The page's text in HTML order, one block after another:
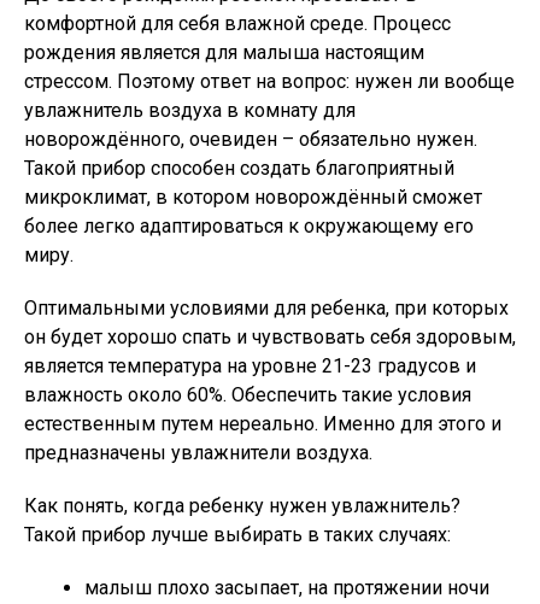
комфортной для себя влажной среде. Процесс
рождения является для малыша настоящим
стрессом. Поэтому ответ на вопрос: нужен ли вообще
увлажнитель воздуха в комнату для
новорождённого, очевиден – обязательно нужен.
Такой прибор способен создать благоприятный
микроклимат, в котором новорождённый сможет
более легко адаптироваться к окружающему его
миру.
Оптимальными условиями для ребенка, при которых
он будет хорошо спать и чувствовать себя здоровым,
является температура на уровне 21-23 градусов и
влажность около 60%. Обеспечить такие условия
естественным путем нереально. Именно для этого и
предназначены увлажнители воздуха.
Как понять, когда ребенку нужен увлажнитель?
Такой прибор лучше выбирать в таких случаях:
малыш плохо засыпает, на протяжении ночи